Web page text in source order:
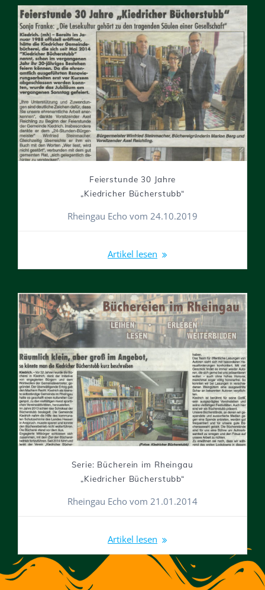
Feierstunde 30 Jahre
„Kiedricher Bücherstubb“
Rheingau Echo vom 24.10.2019
Artikel lesen
Serie: Bücherein im Rheingau
„Kiedricher Bücherstubb“
Rheingau Echo vom 21.01.2014
Artikel lesen